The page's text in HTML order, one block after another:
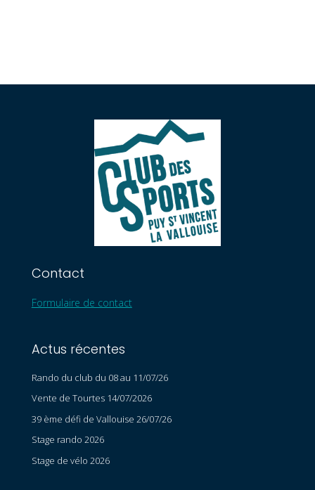
Contact
Formulaire de contact
Actus récentes
Rando du club du 08 au 11/07/26
Vente de Tourtes 14/07/2026
39 ème défi de Vallouise 26/07/26
Stage rando 2026
Stage de vélo 2026